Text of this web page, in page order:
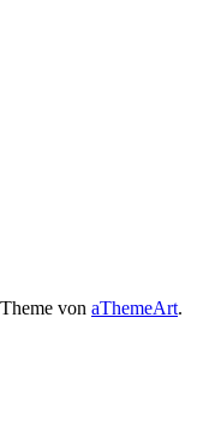
Theme von aThemeArt.